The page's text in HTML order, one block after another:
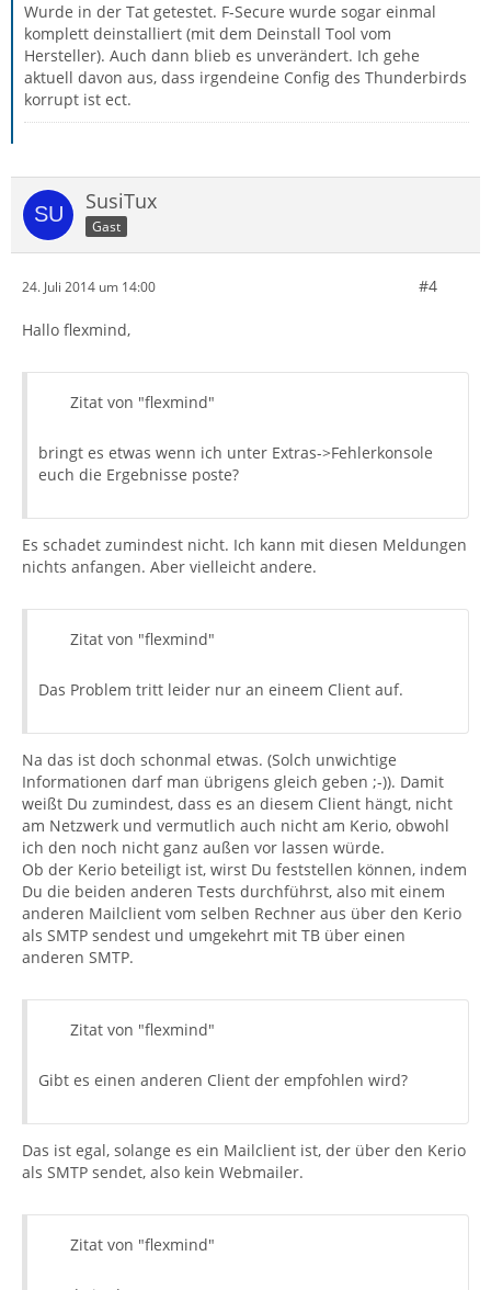
Wurde in der Tat getestet. F-Secure wurde sogar einmal
komplett deinstalliert (mit dem Deinstall Tool vom
Hersteller). Auch dann blieb es unverändert. Ich gehe
aktuell davon aus, dass irgendeine Config des Thunderbirds
korrupt ist ect.
SusiTux
Gast
24. Juli 2014 um 14:00 #4
Hallo flexmind,
Zitat von "flexmind"
bringt es etwas wenn ich unter Extras->Fehlerkonsole
euch die Ergebnisse poste?
Es schadet zumindest nicht. Ich kann mit diesen Meldungen
nichts anfangen. Aber vielleicht andere.
Zitat von "flexmind"
Das Problem tritt leider nur an eineem Client auf.
Na das ist doch schonmal etwas. (Solch unwichtige
Informationen darf man übrigens gleich geben ;-)). Damit
weißt Du zumindest, dass es an diesem Client hängt, nicht
am Netzwerk und vermutlich auch nicht am Kerio, obwohl
ich den noch nicht ganz außen vor lassen würde.
Ob der Kerio beteiligt ist, wirst Du feststellen können, indem
Du die beiden anderen Tests durchführst, also mit einem
anderen Mailclient vom selben Rechner aus über den Kerio
als SMTP sendest und umgekehrt mit TB über einen
anderen SMTP.
Zitat von "flexmind"
Gibt es einen anderen Client der empfohlen wird?
Das ist egal, solange es ein Mailclient ist, der über den Kerio
als SMTP sendet, also kein Webmailer.
Zitat von "flexmind"